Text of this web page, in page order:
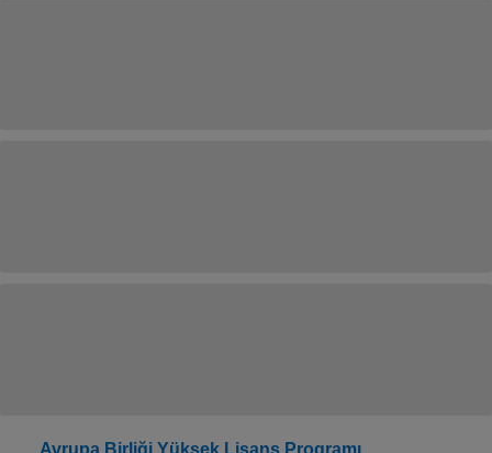
Avrupa Birliği Yüksek Lisans Programı